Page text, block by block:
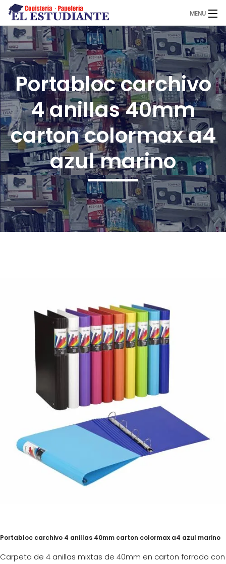
MENU
El Estudiante
Copistería
Papelería
Servicios
Novedades
0,00€
Portabloc carchivo
4 anillas 40mm
carton colormax a4
azul marino
Portabloc carchivo 4 anillas 40mm carton colormax a4 azul marino
Carpeta de 4 anillas mixtas de 40mm en carton forrado con